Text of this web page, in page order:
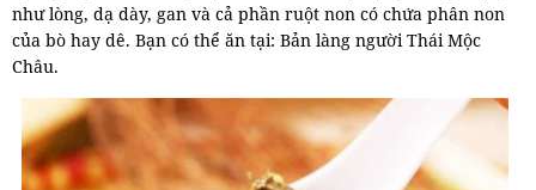
như lòng, dạ dày, gan và cả phần ruột non có chứa phân non
của bò hay dê. Bạn có thể ăn tại: Bản làng người Thái Mộc
Châu.